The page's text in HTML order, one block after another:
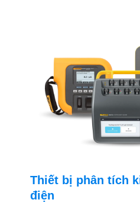
Thiết bị phân tích
điện